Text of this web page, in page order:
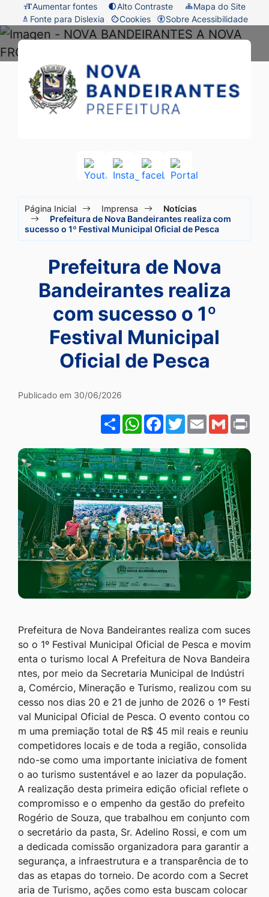
Seção
de
atalhos
e
links
de
acessibilidade
Ir
para
o
conteúdo
[alt+1]
para
[alt+3]
para
rodapé
Aumentar fontes Alto Contraste
Mapa do Site
Fonte para Dislexia
Cookies
Abrir
de
cookies
Sobre Acessibilidade
Seção
do
menu
principal
Prefeitura
de
Nova
Acessar
Social
Youtube
Acessar
Social
Instagram
Acessar
Social
facebook
Acessar
Social
Portal
do
menu
Página Inicial Imprensa
Notícias
Prefeitura de Nova Bandeirantes realiza com
sucesso o 1º Festival Municipal Oficial de Pesca
Prefeitura de Nova
Bandeirantes realiza
com sucesso o 1º
Festival Municipal
Oficial de Pesca
Publicado em 30/06/2026
ShareWhatsApp
Facebook
Twitter
EmailGmail
Prefeitura de Nova Bandeirantes realiza com suces
so o 1º Festival Municipal Oficial de Pesca e movim
enta o turismo local A Prefeitura de Nova Bandeira
ntes, por meio da Secretaria Municipal de Indústri
a, Comércio, Mineração e Turismo, realizou com su
cesso nos dias 20 e 21 de junho de 2026 o 1º Festi
val Municipal Oficial de Pesca. O evento contou co
m uma premiação total de R$ 45 mil reais e reuniu
competidores locais e de toda a região, consolida
ndo-se como uma importante iniciativa de foment
o ao turismo sustentável e ao lazer da população.
A realização desta primeira edição oficial reflete o
compromisso e o empenho da gestão do prefeito
Rogério de Souza, que trabalhou em conjunto com
o secretário da pasta, Sr. Adelino Rossi, e com um
a dedicada comissão organizadora para garantir a
segurança, a infraestrutura e a transparência de to
das as etapas do torneio. De acordo com a Secret
aria de Turismo, ações como esta buscam colocar